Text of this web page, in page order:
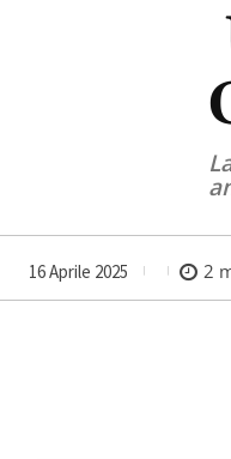
16 Aprile 2025 2